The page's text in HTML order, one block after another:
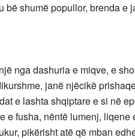
bë shumë popullor, brenda e
nga dashuria e miqve, e
janë njëcikë
e lashta shqiptare e si në
e fusha, nëntë lumenj,
pikërisht atë që mban